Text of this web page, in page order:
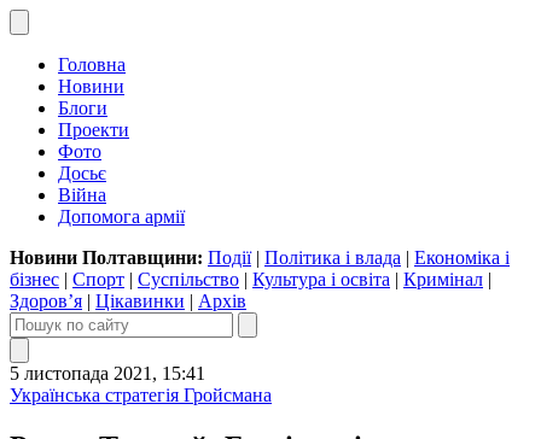
Головна
Новини
Блоги
Проекти
Фото
Досьє
Війна
Допомога армії
Новини Полтавщини: Події| Політика і влада | Економіка і
бізнес | Спорт | Суспільство | Культура і освіта | Кримінал |
Здоров’я | Цікавинки | Архів
5 листопада 2021, 15:41
Українська стратегія Гройсмана